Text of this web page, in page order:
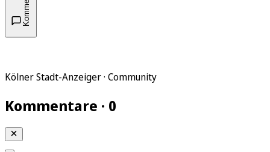
Kölner Stadt-Anzeiger · Community
Kommentare · 0